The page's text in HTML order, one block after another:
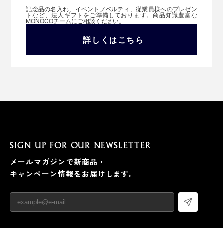
記念品の名入れ、イベントノベルティ、従業員様へのプレゼン
トなど、法人ギフトをご準備しております。商品知識豊富な
MONOCOチームにご相談ください。
詳しくはこちら
SIGN UP FOR OUR NEWSLETTER
メールマガジンで新商品・
キャンペーン情報をお届けします。